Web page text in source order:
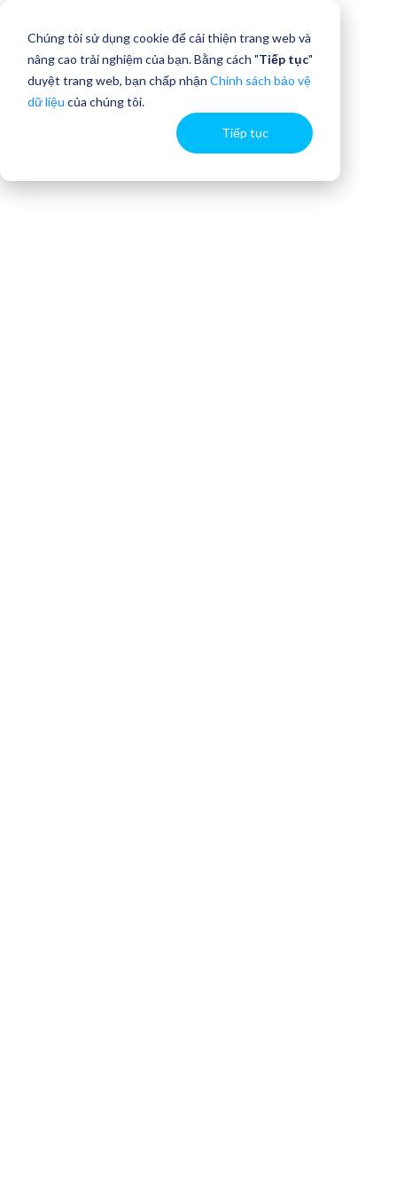
Chúng tôi sử dụng cookie để cải thiện trang web và
nâng cao trải nghiệm của bạn. Bằng cách "Tiếp tục"
duyệt trang web, bạn chấp nhận Chính sách bảo vệ
dữ liệu của chúng tôi.
Tiếp tục